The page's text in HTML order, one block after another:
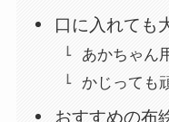
口に入れても
あかちゃん
かじっても
おすすめの布